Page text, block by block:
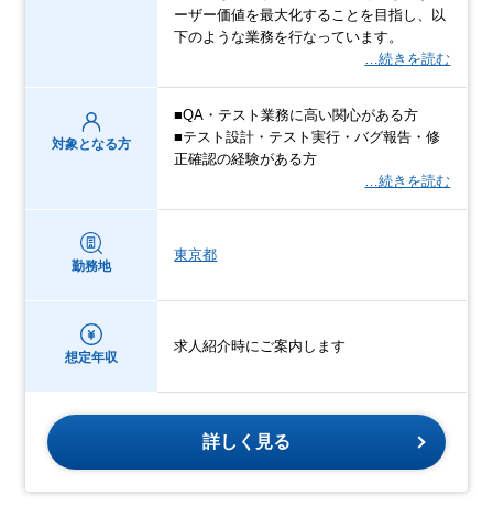
ーザー価値を最大化することを目指し、以
下のような業務を行なっています。
…続きを読む
対象となる方
■QA・テスト業務に高い関心がある方
■テスト設計・テスト実行・バグ報告・修
正確認の経験がある方
…続きを読む
勤務地
東京都
想定年収
求人紹介時にご案内します
詳しく見る